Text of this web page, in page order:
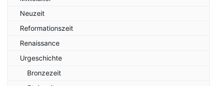
Neuzeit
Reformationszeit
Renaissance
Urgeschichte
Bronzezeit